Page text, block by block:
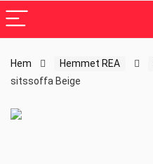
Hem Hemmet REA
sitssoffa Beige